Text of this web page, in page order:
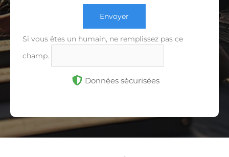
Envoyer
Si vous êtes un humain, ne remplissez pas ce
champ.
Données sécurisées